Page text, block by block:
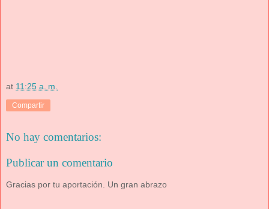
at 11:25 a. m.
Compartir
No hay comentarios:
Publicar un comentario
Gracias por tu aportación. Un gran abrazo